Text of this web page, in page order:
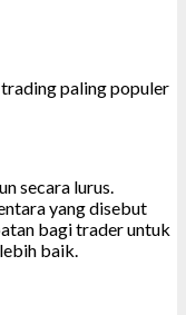
paling populer
secara lurus.
yang disebut
bagi trader untuk
baik.